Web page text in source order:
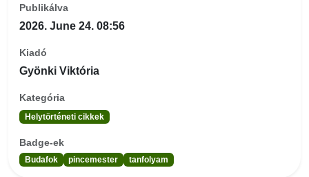
Publikálva
2026. June 24. 08:56
Kiadó
Gyönki Viktória
Kategória
Helytörténeti cikkek
Badge-ek
Budafok pincemester tanfolyam